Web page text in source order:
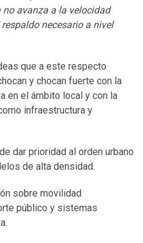
avanza a la velocidad
necesario a nivel
que a este respecto
y chocan fuerte con la
en el ámbito local y con la
infraestructura y
dar prioridad al orden urbano
de alta densidad.
sobre movilidad
público y sistemas